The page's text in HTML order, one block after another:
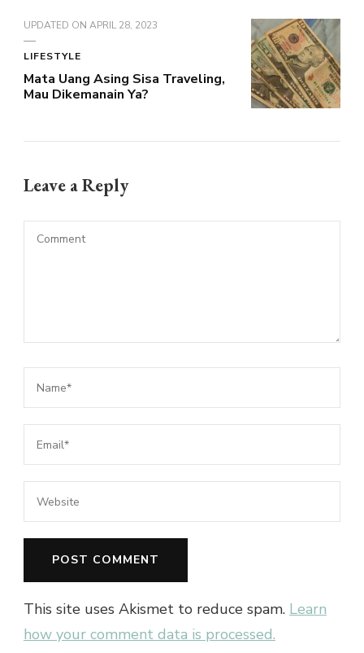
UPDATED ON APRIL 28, 2023
LIFESTYLE
Mata Uang Asing Sisa Traveling,
Mau Dikemanain Ya?
Leave a Reply
This site uses Akismet to reduce spam. Learn
how your comment data is processed.